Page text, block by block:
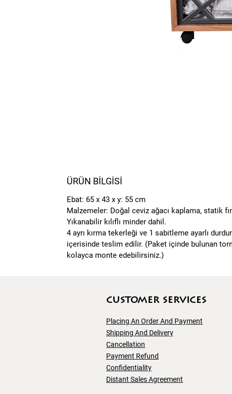
ÜRÜN BİLGİSİ
Ebat: 65 x 43 x y: 55 cm
Malzemeler: Doğal ceviz ağacı kaplama, statik
Yıkanabilir kılıflı minder dahil.
4 ayrı kırma tekerleği ve 1 sabitleme ayarlı
içerisinde teslim edilir. (Paket içinde bulunan
kolayca monte edebilirsiniz.)
customer servıces
Placing An Order And Payment
Shipping And Delivery
Cancellation
Payment Refund
Confidentiality
Distant Sales Agreement